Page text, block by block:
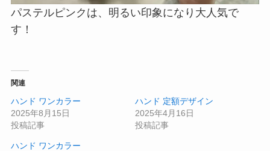
パステルピンクは、明るい印象になり大人気で
す！
関連
ハンド ワンカラー
2025年8月15日
投稿記事
ハンド 定額デザイン
2025年4月16日
投稿記事
ハンド ワンカラー